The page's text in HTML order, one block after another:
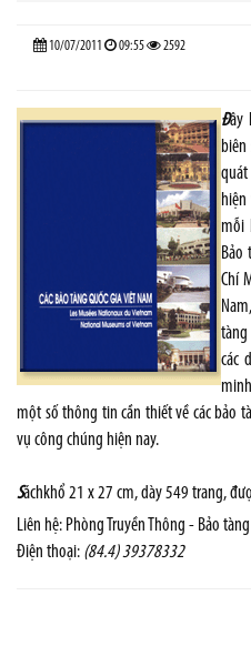
10/07/2011 09:55 2592
Đây
mỗi
Bảo
Chí
tàng
các
một số thông tin cần thiết về các bảo
vụ công chúng hiện nay.
Sáchkhổ 21 x 27 cm, dày 549 trang,
Liên hệ: Phòng Truyền Thông - Bảo
Điện thoại: (84.4) 39378332